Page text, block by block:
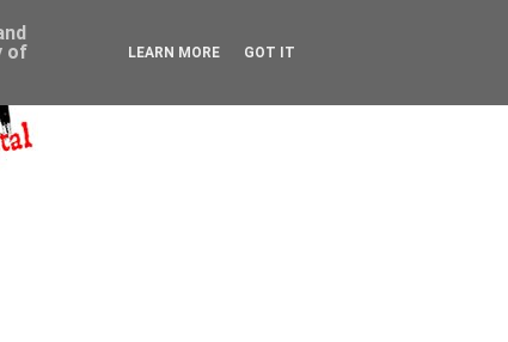
of
LEARN MORE GOT IT